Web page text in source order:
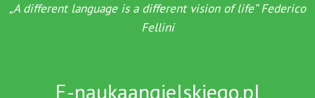
„A different language is a different vision of life” Federico
Fellini
E-naukaangielskiego.pl